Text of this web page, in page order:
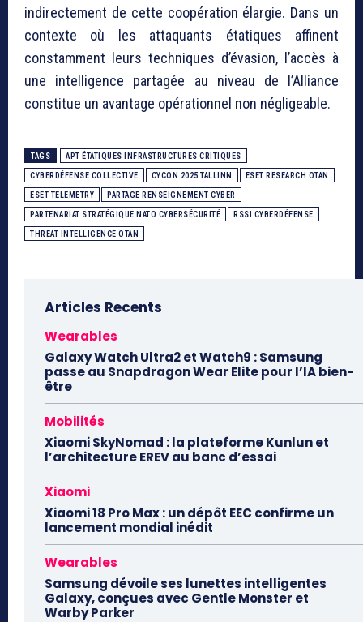
indirectement de cette coopération élargie. Dans un
contexte où les attaquants étatiques affinent
constamment leurs techniques d’évasion, l’accès à
une intelligence partagée au niveau de l’Alliance
constitue un avantage opérationnel non négligeable.
TAGS APT ÉTATIQUES INFRASTRUCTURES CRITIQUES
CYBERDÉFENSE COLLECTIVE CYCON 2025 TALLINN ESET RESEARCH OTAN
ESET TELEMETRY PARTAGE RENSEIGNEMENT CYBER
PARTENARIAT STRATÉGIQUE NATO CYBERSÉCURITÉ RSSI CYBERDÉFENSE
THREAT INTELLIGENCE OTAN
Articles Recents
Wearables
Galaxy Watch Ultra2 et Watch9 : Samsung
passe au Snapdragon Wear Elite pour l’IA bien-
être
Mobilités
Xiaomi SkyNomad : la plateforme Kunlun et
l’architecture EREV au banc d’essai
Xiaomi
Xiaomi 18 Pro Max : un dépôt EEC confirme un
lancement mondial inédit
Wearables
Samsung dévoile ses lunettes intelligentes
Galaxy, conçues avec Gentle Monster et
Warby Parker